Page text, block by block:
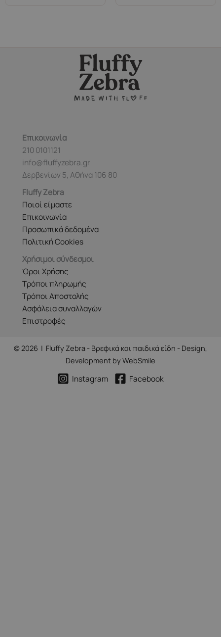
Επικοινωνία
210 0101121
info@fluffyzebra.gr
Δερβενίων 5, Αθήνα 106 80
Fluffy Zebra
Ποιοί είμαστε
Επικοινωνία
Προσωπικά δεδομένα
Πολιτική Cookies
Χρήσιμοι σύνδεσμοι
Όροι Χρήσης
Τρόποι πληρωμής
Τρόποι Αποστολής
Ασφάλεια συναλλαγών
Επιστροφές
© 2026 | Fluffy Zebra - Βρεφικά και παιδικά είδη - Design,
Development byWebSmile
Instagram Facebook